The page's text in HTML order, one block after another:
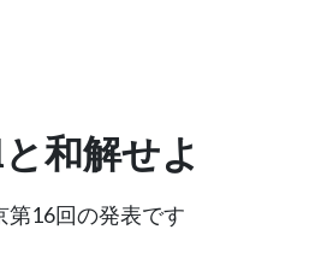
和解せよ
第16回の発表です